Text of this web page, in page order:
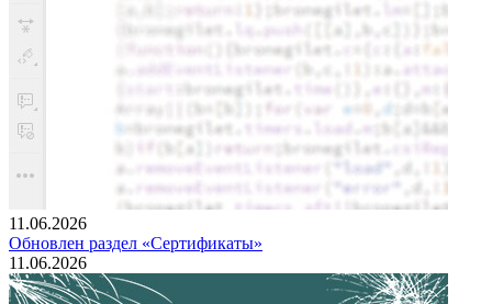
11.06.2026
Обновлен раздел «Сертификаты»
11.06.2026